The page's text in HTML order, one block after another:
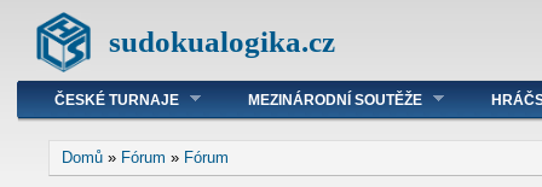
sudokualogika.cz
ČESKÉ TURNAJE MEZINÁRODNÍ SOUTĚŽE
Domů » Fórum » Fórum